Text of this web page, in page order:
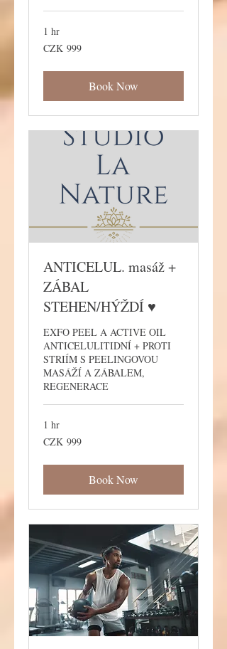
1 hr
999
Czech
CZK 999
Book Now
ANTICELUL. masáž +
ZÁBAL
STEHEN/HÝŽDÍ ♥
EXFO PEEL A ACTIVE OIL
ANTICELULITIDNÍ + PROTI
STRIÍM S PEELINGOVOU
MASÁŽÍ A ZÁBALEM,
REGENERACE
1 hr
999
Czech
CZK 999
Book Now